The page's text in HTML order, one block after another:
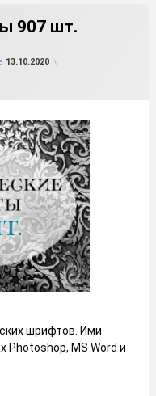
907 шт.
13.10.2020
шрифтов. Ими
Photoshop, MS Word и